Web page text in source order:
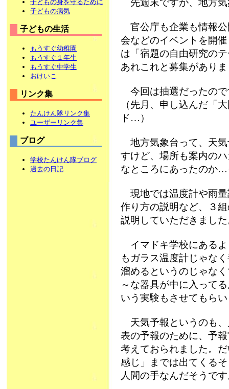
子どもの身を守るために
子どもの病気
子どもの生活
もうすぐ幼稚園
もうすぐ１年生
もうすぐ中学生
おけいこ
リンク集
たんけん隊リンク集
ユーザーリンク集
ブログ
学校たんけん隊ブログ
過去の日記
官公庁も企業も情報公
会などのイベントを開
は「宿題の自由研究の
あれこれと募集があり
今回は抽選だったので
（先月、申し込んだ「
ド…）
地方気象台って、天気
すけど、場所も案内の
なところにあったのか
現地では温度計や雨量
作り方の説明など、３
説明していただきまし
イマドキ学校にあるよ
もガラス温度計じゃな
溜めるというのじゃな
～な器具が中に入って
いう実験もさせてもら
天気予報というのも、
表の予報のために、予
考えておられました。
感じ」までは出てくる
人間の手なんだそうで